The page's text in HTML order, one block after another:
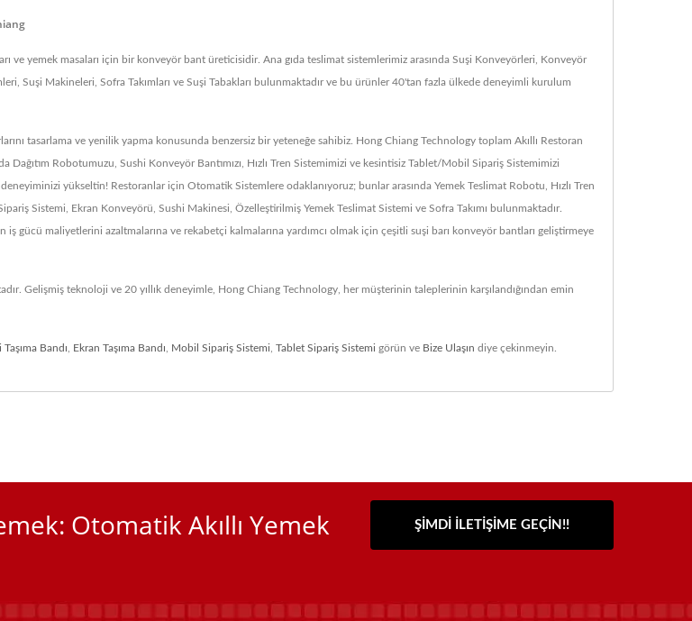
ve yemek masaları için bir konveyör bant üreticisidir. Ana gıda teslimat sistemlerimiz arasında Suşi Konveyörleri, Konveyör
Suşi Makineleri, Sofra Takımları ve Suşi Tabakları bulunmaktadır ve bu ürünler 40'tan fazla ülkede deneyimli kurulum
tasarlama ve yenilik yapma konusunda benzersiz bir yeteneğe sahibiz. Hong Chiang Technology toplam Akıllı Restoran
Robotumuzu, Sushi Konveyör Bantımızı, Hızlı Tren Sistemimizi ve kesintisiz Tablet/Mobil Sipariş Sistemimizi
yükseltin! Restoranlar için Otomatik Sistemlere odaklanıyoruz; bunlar arasında Yemek Teslimat Robotu, Hızlı Tren
Sistemi, Ekran Konveyörü, Sushi Makinesi, Özelleştirilmiş Yemek Teslimat Sistemi ve Sofra Takımı bulunmaktadır.
gücü maliyetlerini azaltmalarına ve rekabetçi kalmalarına yardımcı olmak için çeşitli suşi barı konveyör bantları geliştirmeye
Gelişmiş teknoloji ve 20 yıllık deneyimle, Hong Chiang Technology, her müşterinin taleplerinin karşılandığından emin
Taşıma Bandı Ekran Taşıma Bandı Mobil Sipariş Sistemi Tablet Sipariş Sistemi görün ve Bize Ulaşın diye çekinmeyin.
Otomatik Akıllı Yemek
ŞIMDI İLETIŞIME GEÇIN!!